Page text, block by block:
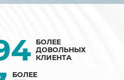
БОЛЕЕ
ДОВОЛЬНЫХ
КЛИЕНТА
БОЛЕЕ